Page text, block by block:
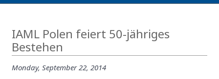
IAML Polen feiert 50-jähriges
Bestehen
Monday, September 22, 2014